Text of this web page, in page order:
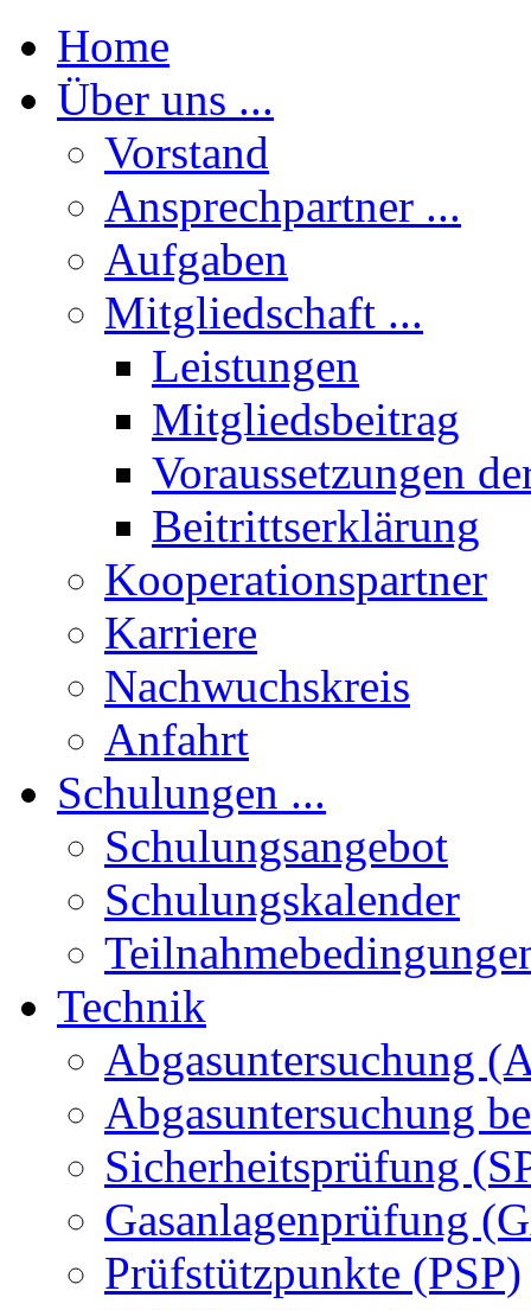
Home
Über uns ...
Vorstand
Ansprechpartner ...
Aufgaben
Mitgliedschaft ...
Leistungen
Mitgliedsbeitrag
Voraussetzungen
Beitrittserklärung
Kooperationspartner
Karriere
Nachwuchskreis
Anfahrt
Schulungen ...
Schulungsangebot
Schulungskalender
Technik
Abgasuntersuchung
Abgasuntersuchung
Sicherheitsprüfung
Gasanlagenprüfung
Prüfstützpunkte (PSP)